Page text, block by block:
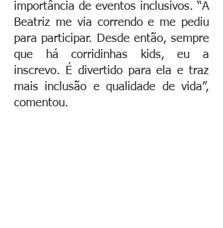
importância de eventos inclusivos. “A
Beatriz me via correndo e me pediu
para participar. Desde então, sempre
que há corridinhas kids, eu a
inscrevo. É divertido para ela e traz
mais inclusão e qualidade de vida”,
comentou.